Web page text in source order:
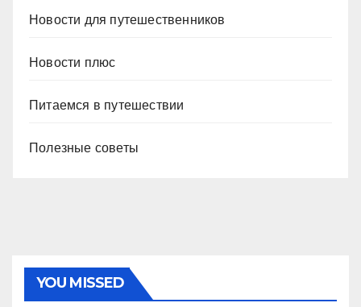
Новости для путешественников
Новости плюс
Питаемся в путешествии
Полезные советы
YOU MISSED